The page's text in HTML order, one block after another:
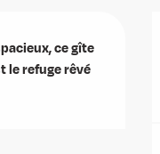
ce gîte
le refuge rêvé